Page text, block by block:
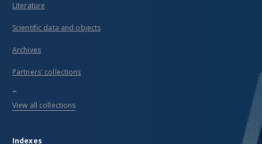
Literature
Scientific data and objects
Archives
Partners' collections
...
View all collections
Indexes